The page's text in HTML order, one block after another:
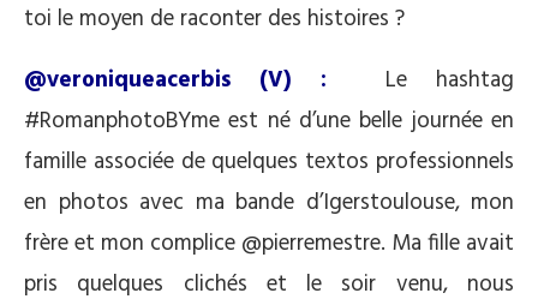
toi le moyen de raconter des histoires ?
@veroniqueacerbis (V) :
Le hashtag
#RomanphotoBYme est né d’une belle journée en
famille associée de quelques textos professionnels
en photos avec ma bande d’Igerstoulouse, mon
frère et mon complice @pierremestre. Ma fille avait
pris quelques clichés et le soir venu, nous